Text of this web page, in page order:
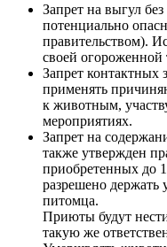
Запрет на выгул
потенциально
правительством).
своей огороженной
Запрет контактных
применять
к животным,
мероприятиях.
Запрет на
также утвержден
приобретенных до
разрешено держать
питомца.
Приюты будут
такую же